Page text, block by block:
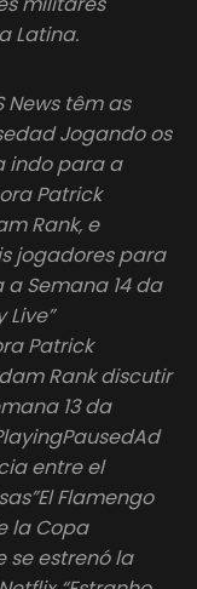
Latina.
News têm as
Jogando os
indo para a
Patrick
Rank, e
jogadores para
Semana 14 da
Live”
Patrick
Rank discutir
13 da
entre el
Flamengo
la Copa
se estrenó la